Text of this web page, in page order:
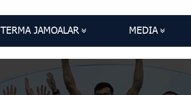
TERMA JAMOALAR MEDIA